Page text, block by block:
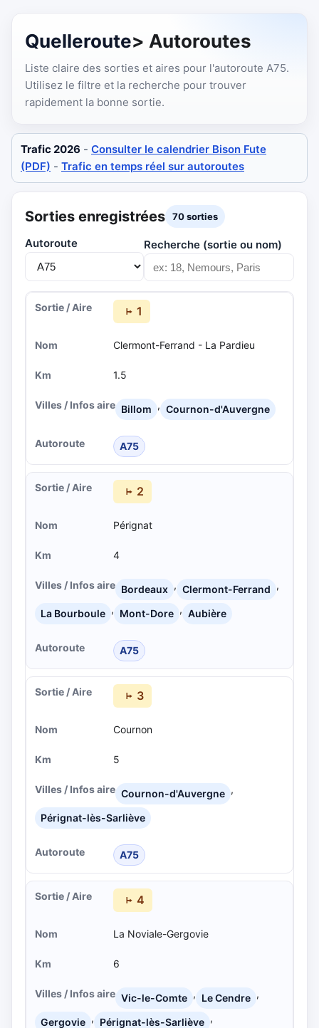
Quelleroute> Autoroutes
Liste claire des sorties et aires pour l'autoroute A75.
Utilisez le filtre et la recherche pour trouver
rapidement la bonne sortie.
Trafic 2026 - Consulter le calendrier Bison Fute
(PDF) - Trafic en temps réel sur autoroutes
Sorties enregistrées 70 sorties
Autoroute Recherche (sortie ou nom)
1
Clermont-Ferrand - La Pardieu
1.5
Billom , Cournon-d'Auvergne
A75
2
Pérignat
4
Bordeaux , Clermont-Ferrand ,
La Bourboule , Mont-Dore , Aubière
A75
3
Cournon
5
Cournon-d'Auvergne ,
Pérignat-lès-Sarliève
A75
4
La Noviale-Gergovie
6
Vic-le-Comte , Le Cendre ,
Gergovie , Pérignat-lès-Sarliève ,